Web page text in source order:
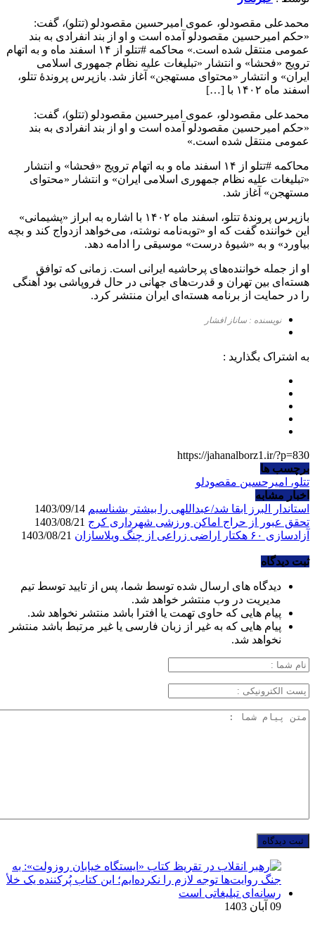
محمدعلی مقصودلو، عموی امیرحسین مقصودلو (تتلو)، گفت:
«حکم امیرحسین مقصودلو آمده است و او از بند انفرادی به بند
عمومی منتقل شده است.» محاکمه #تتلو از ۱۴ اسفند ماه و به اتهام
ترویج «فحشا» و انتشار «تبلیغات علیه نظام جمهوری اسلامی
ایران» و انتشار «محتوای مستهجن» آغاز شد. بازپرس پروندهٔ تتلو،
اسفند ماه ۱۴۰۲ با […]
محمدعلی مقصودلو، عموی امیرحسین مقصودلو (تتلو)، گفت:
«حکم امیرحسین مقصودلو آمده است و او از بند انفرادی به بند
عمومی منتقل شده است.»
محاکمه #تتلو از ۱۴ اسفند ماه و به اتهام ترویج «فحشا» و انتشار
«تبلیغات علیه نظام جمهوری اسلامی ایران» و انتشار «محتوای
مستهجن» آغاز شد.
بازپرس پروندهٔ تتلو، اسفند ماه ۱۴۰۲ با اشاره به ابراز «پشیمانی»
این خواننده گفت که او «توبه‌نامه نوشته، می‌خواهد ازدواج کند و بچه
بیاورد» و به «شیوهٔ درست» موسیقی را ادامه دهد.
او از جمله خواننده‌های پرحاشیه ایرانی است. زمانی که توافق
هسته‌ای بین تهران و قدرت‌های جهانی در حال فروپاشی بود آهنگی
را در حمایت از برنامه هسته‌ای ایران منتشر کرد.
نویسنده : ساناز افشار
به اشتراک بگذارید :
https://jahanalborz1.ir/?p=830
برچسب ها
تتلو، امیرحسین مقصودلو
اخبار مشابه
استاندار البرز ابقا شد/عبداللهی را بیشتر بشناسیم
تحقق عبور از حراج اماکن ورزشی شهرداری کرج
آزادسازی ۶۰ هکتار اراضی زراعی از چنگ ویلاسازان
ثبت دیدگاه
دیدگاه های ارسال شده توسط شما، پس از تایید توسط تیم
مدیریت در وب منتشر خواهد شد.
پیام هایی که حاوی تهمت یا افترا باشد منتشر نخواهد شد.
پیام هایی که به غیر از زبان فارسی یا غیر مرتبط باشد منتشر
نخواهد شد.
09 آبان 1403